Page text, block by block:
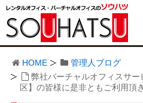
HOME
管理人ブログ
弊社バーチャルオフィスサ
区】の皆様に是非ともご利用頂